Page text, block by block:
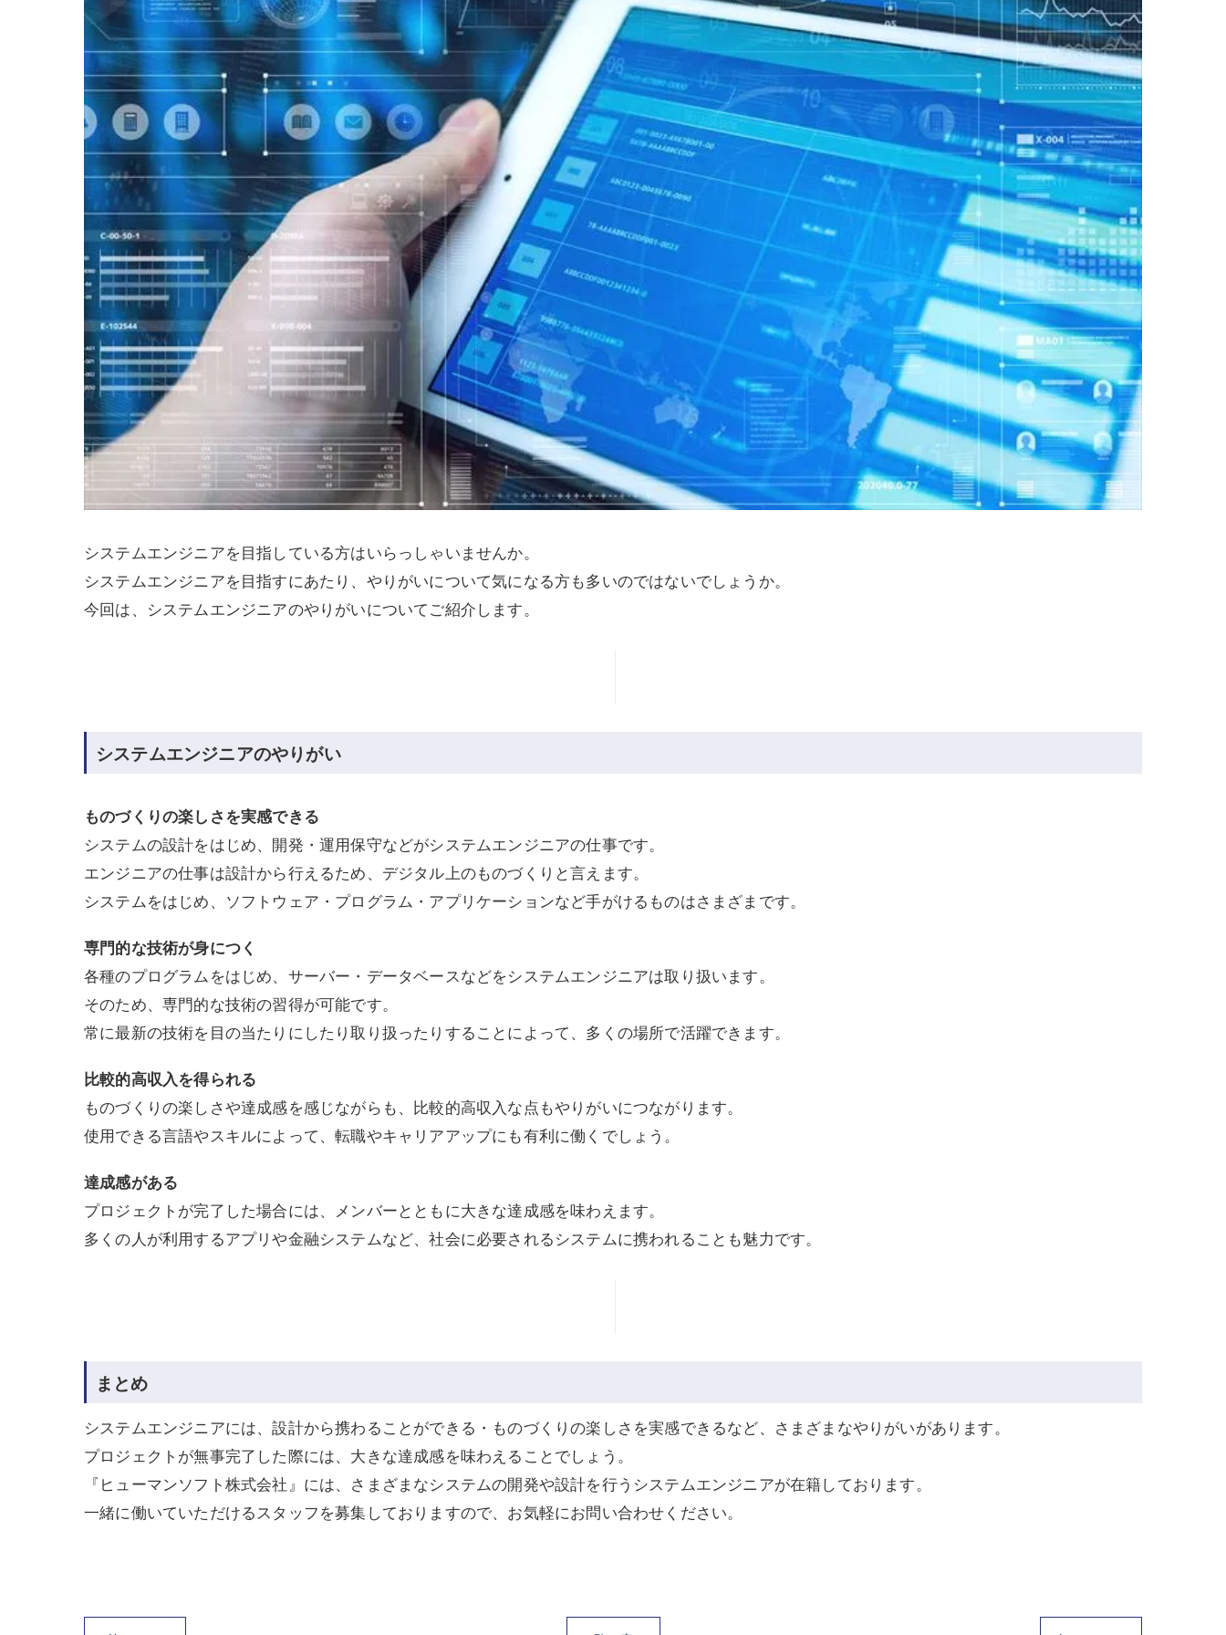
システムエンジニアを目指している方はいらっしゃいませんか。
システムエンジニアを目指すにあたり、やりがいについて気になる方も多いのではないでしょうか。
今回は、システムエンジニアのやりがいについてご紹介します。
システムエンジニアのやりがい
ものづくりの楽しさを実感できる
システムの設計をはじめ、開発・運用保守などがシステムエンジニアの仕事です。
エンジニアの仕事は設計から行えるため、デジタル上のものづくりと言えます。
システムをはじめ、ソフトウェア・プログラム・アプリケーションなど手がけるものはさまざまです。
専門的な技術が身につく
各種のプログラムをはじめ、サーバー・データベースなどをシステムエンジニアは取り扱います。
そのため、専門的な技術の習得が可能です。
常に最新の技術を目の当たりにしたり取り扱ったりすることによって、多くの場所で活躍できます。
比較的高収入を得られる
ものづくりの楽しさや達成感を感じながらも、比較的高収入な点もやりがいにつながります。
使用できる言語やスキルによって、転職やキャリアアップにも有利に働くでしょう。
達成感がある
プロジェクトが完了した場合には、メンバーとともに大きな達成感を味わえます。
多くの人が利用するアプリや金融システムなど、社会に必要されるシステムに携われることも魅力です。
まとめ
システムエンジニアには、設計から携わることができる・ものづくりの楽しさを実感できるなど、さまざまなやりがいがあります。
プロジェクトが無事完了した際には、大きな達成感を味わえることでしょう。
『ヒューマンソフト株式会社』には、さまざまなシステムの開発や設計を行うシステムエンジニアが在籍しております。
一緒に働いていただけるスタッフを募集しておりますので、お気軽にお問い合わせください。